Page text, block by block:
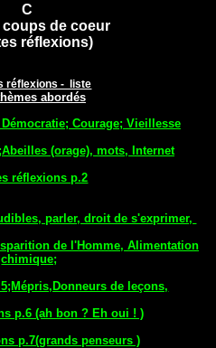
C
coups de coeur
réflexions)
réflexions - liste
abordés
Courage; Vieillesse
(orage), mots, Internet
réflexions p.2
parler, droit de s'exprimer,
de l'Homme, Alimentation
chimique;
de leçons,
p.6 (ah bon ? Eh oui ! )
p.7(grands penseurs )